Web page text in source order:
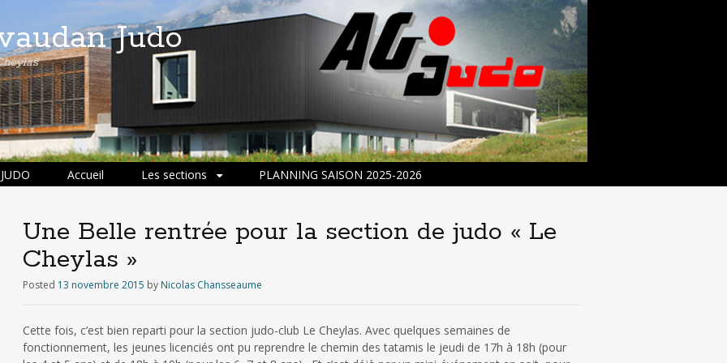
Judo
Accueil Les sections PLANNING SAISON 2025-2026
Une Belle rentrée pour la section de judo « Le
Cheylas »
Posted 13 novembre 2015 by Nicolas Chansseaume
Cette fois, c’est bien reparti pour la section judo-club Le Cheylas. Avec quelques semaines de
fonctionnement, les jeunes licenciés ont pu reprendre le chemin des tatamis le jeudi de 17h à 18h (pour